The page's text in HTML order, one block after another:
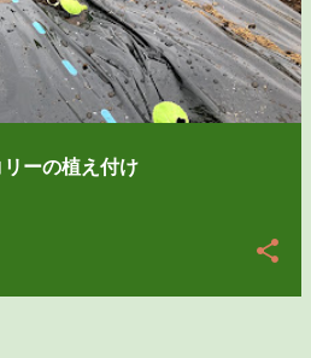
ーの植え付け